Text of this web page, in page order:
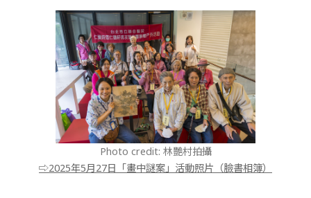
Photo credit: 林艷村拍攝
⇨2025年5月27日「畫中謎案」活動照片（臉書相簿）